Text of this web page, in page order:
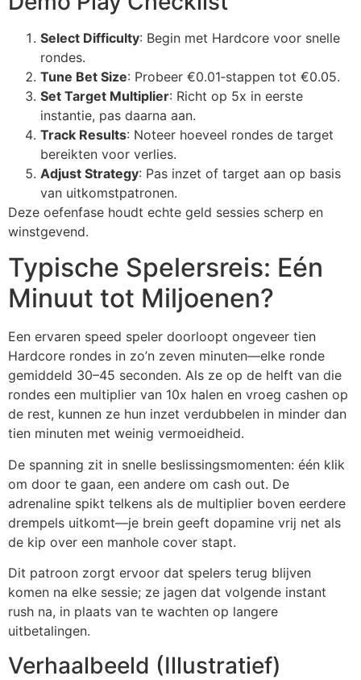
Select Difficulty: Begin met Hardcore voor snelle
rondes.
Tune Bet Size: Probeer €0.01‑stappen tot €0.05.
Set Target Multiplier: Richt op 5x in eerste
instantie, pas daarna aan.
Track Results: Noteer hoeveel rondes de target
bereikten voor verlies.
Adjust Strategy: Pas inzet of target aan op basis
van uitkomstpatronen.
Deze oefenfase houdt echte geld sessies scherp en
winstgevend.
Typische Spelersreis: Eén
Minuut tot Miljoenen?
Een ervaren speed speler doorloopt ongeveer tien
Hardcore rondes in zo’n zeven minuten—elke ronde
gemiddeld 30–45 seconden. Als ze op de helft van die
rondes een multiplier van 10x halen en vroeg cashen op
de rest, kunnen ze hun inzet verdubbelen in minder dan
tien minuten met weinig vermoeidheid.
De spanning zit in snelle beslissingsmomenten: één klik
om door te gaan, een andere om cash out. De
adrenaline spikt telkens als de multiplier boven eerdere
drempels uitkomt—je brein geeft dopamine vrij net als
de kip over een manhole cover stapt.
Dit patroon zorgt ervoor dat spelers terug blijven
komen na elke sessie; ze jagen dat volgende instant
rush na, in plaats van te wachten op langere
uitbetalingen.
Verhaalbeeld (Illustratief)